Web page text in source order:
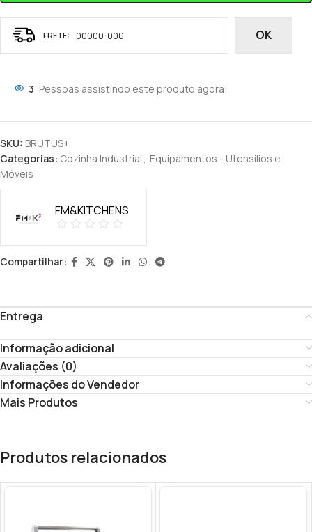
OK
3 Pessoas assistindo este produto agora!
SKU: BRUTUS+
Categorias: Cozinha Industrial , Equipamentos - Utensílios e
Móveis
FM&KITCHENS
Compartilhar:
Entrega
Informação adicional
Avaliações (0)
Informações do Vendedor
Mais Produtos
Produtos relacionados